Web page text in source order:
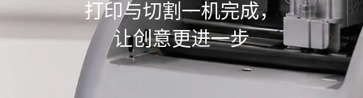
打印与切割一机完成，
让创意更进一步